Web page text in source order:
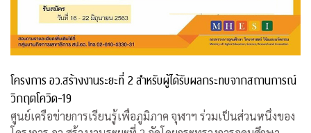
โครงการ อว.สร้างงานระยะที่ 2 สำหรับผู้ได้รับผลกระทบจากสถานการณ์
วิกฤตโควิด-19
ศูนย์เครือข่ายการเรียนรู้เพื่อภูมิภาค จุฬาฯ ร่วมเป็นส่วนหนึ่งของ